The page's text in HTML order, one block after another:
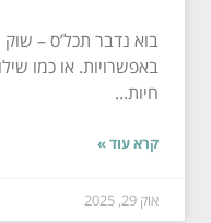
בוא נדבר תכל’ס –
באפשרויות. או כמו
חיות...
קרא עוד »
אוק 29, 2025